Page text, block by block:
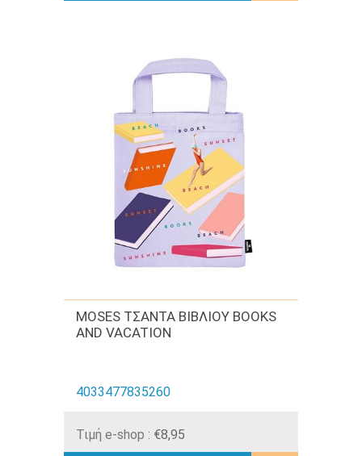
MOSES ΤΣΑΝΤΑ ΒΙΒΛΙΟΥ BOOKS
AND VACATION
4033477835260
Τιμή e-shop : €8,95